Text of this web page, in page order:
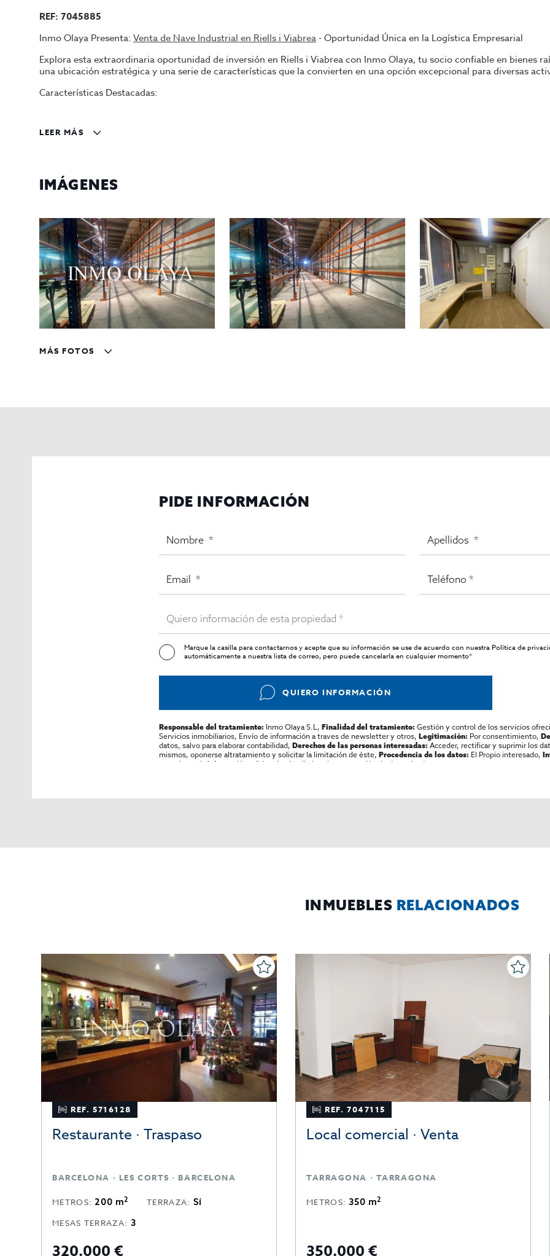
REF: 7045885
Inmo Olaya Presenta: Venta de Nave Industrial en Riells i Viabrea- Oportunidad Única en la Logística Empresarial
Explora esta extraordinaria oportunidad de inversión en Riells i Viabrea con Inmo Olaya, tu socio confiable en bienes
una ubicación estratégica y una serie de características que la convierten en una opción excepcional para diversas
Características Destacadas:
nave se encuentra en una ubicación privilegiada que facilita el acceso a diferentes zonas y mercados,
una organización eficiente del espacio para diversas actividades, como logística, picking, mensajería y más.
Instalaciones y Servicios Completos: La propiedad dispone de todos los servicios dados de alta,
completo y funcional.
Amplios Patios para Maniobras: Con un patio anterior de 70 m2 frente a la entrada principal y otro de 200
entrada y salida de vehículos de carga, ofreciendo comodidad y eficiencia logística.
Detalles Financieros: Esta excepcional nave industrial está disponible por un precio de venta de 326.000€, lo que
obtener más información sobre detalles financieros y explorar esta oportunidad única en Riells i Viabrea, no dudes en
¡Contáctanos y Descubre el Potencial de Esta Nave Industrial en Riells i Viabrea! Inmo Olaya te invita a explorar esta
con nosotros para obtener más información y dar el siguiente paso hacia una inversión exitosa en el sector industrial.
LEER MÁS
IMÁGENES
MÁS FOTOS
PIDE INFORMACIÓN
Marque la casilla para contactarnos y acepte que su información se use de acuerdo con nuestraPolítica de
automáticamente a nuestra lista de correo, pero puede cancelarla en cualquier momento*
QUIERO INFORMACIÓN
Responsable del tratamiento: Inmo Olaya S.L, Finalidad del tratamiento: Gestión y control de los servicios
Servicios inmobiliarios, Envío de información a traves de newsletter y otros, Legitimación: Por consentimiento,
datos, salvo para elaborar contabilidad, Derechos de las personas interesadas: Acceder, rectificar y suprimir los
mismos, oponerse altratamiento y solicitar la limitación de éste, Procedencia de los datos: El Propio interesado,
consultarse la información adicional y detallada sobre protección de datos
Aquí.
INMUEBLES RELACIONADOS
REF. 5716128
Restaurante · Traspaso
BARCELONA · LES CORTS · BARCELONA
METROS:200 m2 TERRAZA: Sí
MESAS TERRAZA: 3
320.000 €
REF. 7047115
Local comercial · Venta
TARRAGONA · TARRAGONA
METROS:350 m2
350.000 €